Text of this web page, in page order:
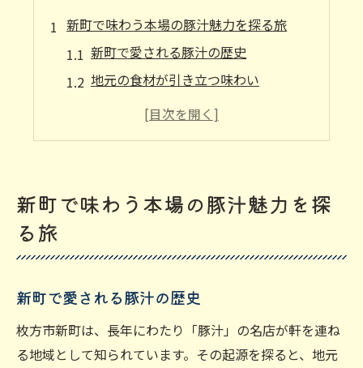
新町で味わう本場の豚汁魅力を探る旅
新町で愛される豚汁の歴史
地元の食材が引き立つ味わい
豚汁に込められた職人の技
健康と美味のハーモニー豚汁の魅力に迫る
豚汁に含まれる栄養素を徹底解説
新町の豚汁を通して健康的な食生活を
豚汁で身体を芯から温める理由
新町で味わう本場の豚汁魅力を探
る旅
新町で愛される豚汁の歴史
枚方市新町は、長年にわたり「豚汁」の名店が軒を連ね
る地域として知られています。その起源を探ると、地元